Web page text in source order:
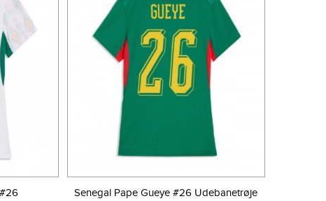
Senegal Pape Gueye #26 Udebanetrøje